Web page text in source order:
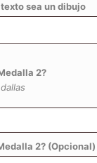
sea un dibujo
2?
2? (Opcional)